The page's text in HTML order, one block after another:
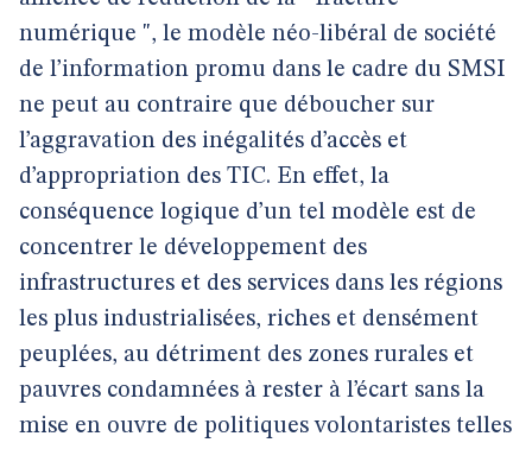
numérique ", le modèle néo-libéral de société
de l’information promu dans le cadre du SMSI
ne peut au contraire que déboucher sur
l’aggravation des inégalités d’accès et
d’appropriation des TIC. En effet, la
conséquence logique d’un tel modèle est de
concentrer le développement des
infrastructures et des services dans les régions
les plus industrialisées, riches et densément
peuplées, au détriment des zones rurales et
pauvres condamnées à rester à l’écart sans la
mise en ouvre de politiques volontaristes telles